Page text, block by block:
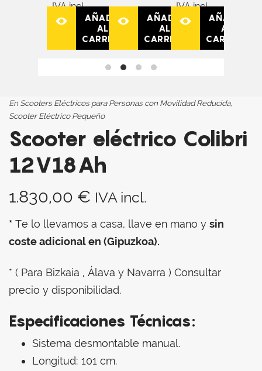
IVA incl.
AÑADIR
AL
CARRITO
AÑADIR
AL
CARRITO
IVA incl.
AÑADIR
AL
CARRITO
En Scooters Eléctricos para Personas con Movilidad Reducida,
Scooter Eléctrico Pequeño
Scooter eléctrico Colibri
12V18Ah
1.830,00 € IVA incl.
* Te lo llevamos a casa, llave en mano y sin
coste adicional en (Gipuzkoa).
* ( Para Bizkaia , Álava y Navarra ) Consultar
precio y disponibilidad.
Especificaciones Técnicas:
Sistema desmontable manual.
Longitud: 101 cm.